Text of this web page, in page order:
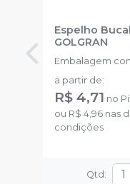
Espelho
GOLGRAN
Embalagem
a partir de:
R$ 4,71 no
ou R$ 4,96 nas
condições
Qtd :